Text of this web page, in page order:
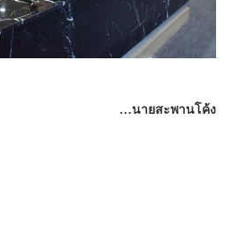
…นายสะพานโค้ง